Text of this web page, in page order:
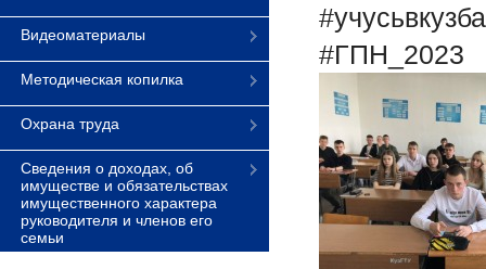
Видеоматериалы
Методическая копилка
Охрана труда
Сведения о доходах, об
имуществе и обязательствах
имущественного характера
руководителя и членов его
семьи
#ГПН_2023